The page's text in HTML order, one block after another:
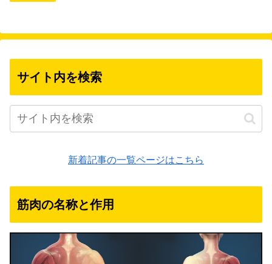
サイト内を検索
新着記事の一覧ページはこちら
筋肉の名称と作用